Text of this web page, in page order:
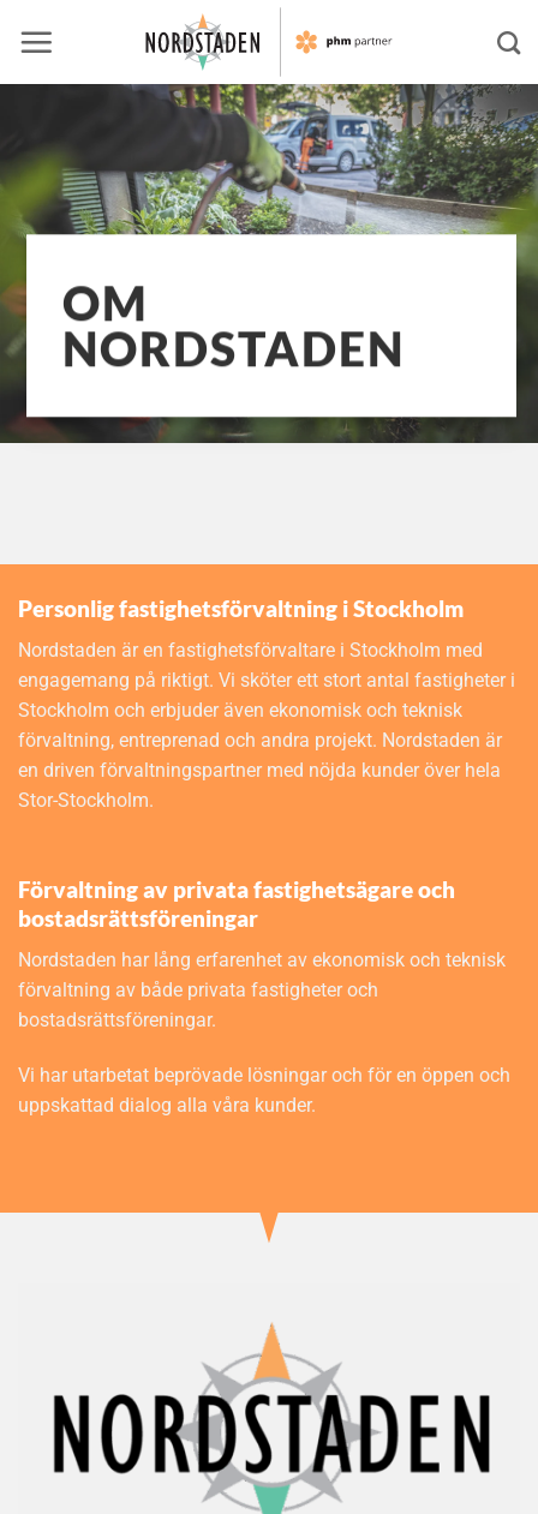
OM
NORDSTADEN
Personlig fastighetsförvaltning i Stockholm
Nordstaden är en fastighetsförvaltare i Stockholm med
engagemang på riktigt. Vi sköter ett stort antal fastigheter i
Stockholm och erbjuder även ekonomisk och teknisk
förvaltning, entreprenad och andra projekt. Nordstaden är
en driven förvaltningspartner med nöjda kunder över hela
Stor-Stockholm.
Förvaltning av privata fastighetsägare och
bostadsrättsföreningar
Nordstaden har lång erfarenhet av ekonomisk och teknisk
förvaltning av både privata fastigheter och
bostadsrättsföreningar.
Vi har utarbetat beprövade lösningar och för en öppen och
uppskattad dialog alla våra kunder.